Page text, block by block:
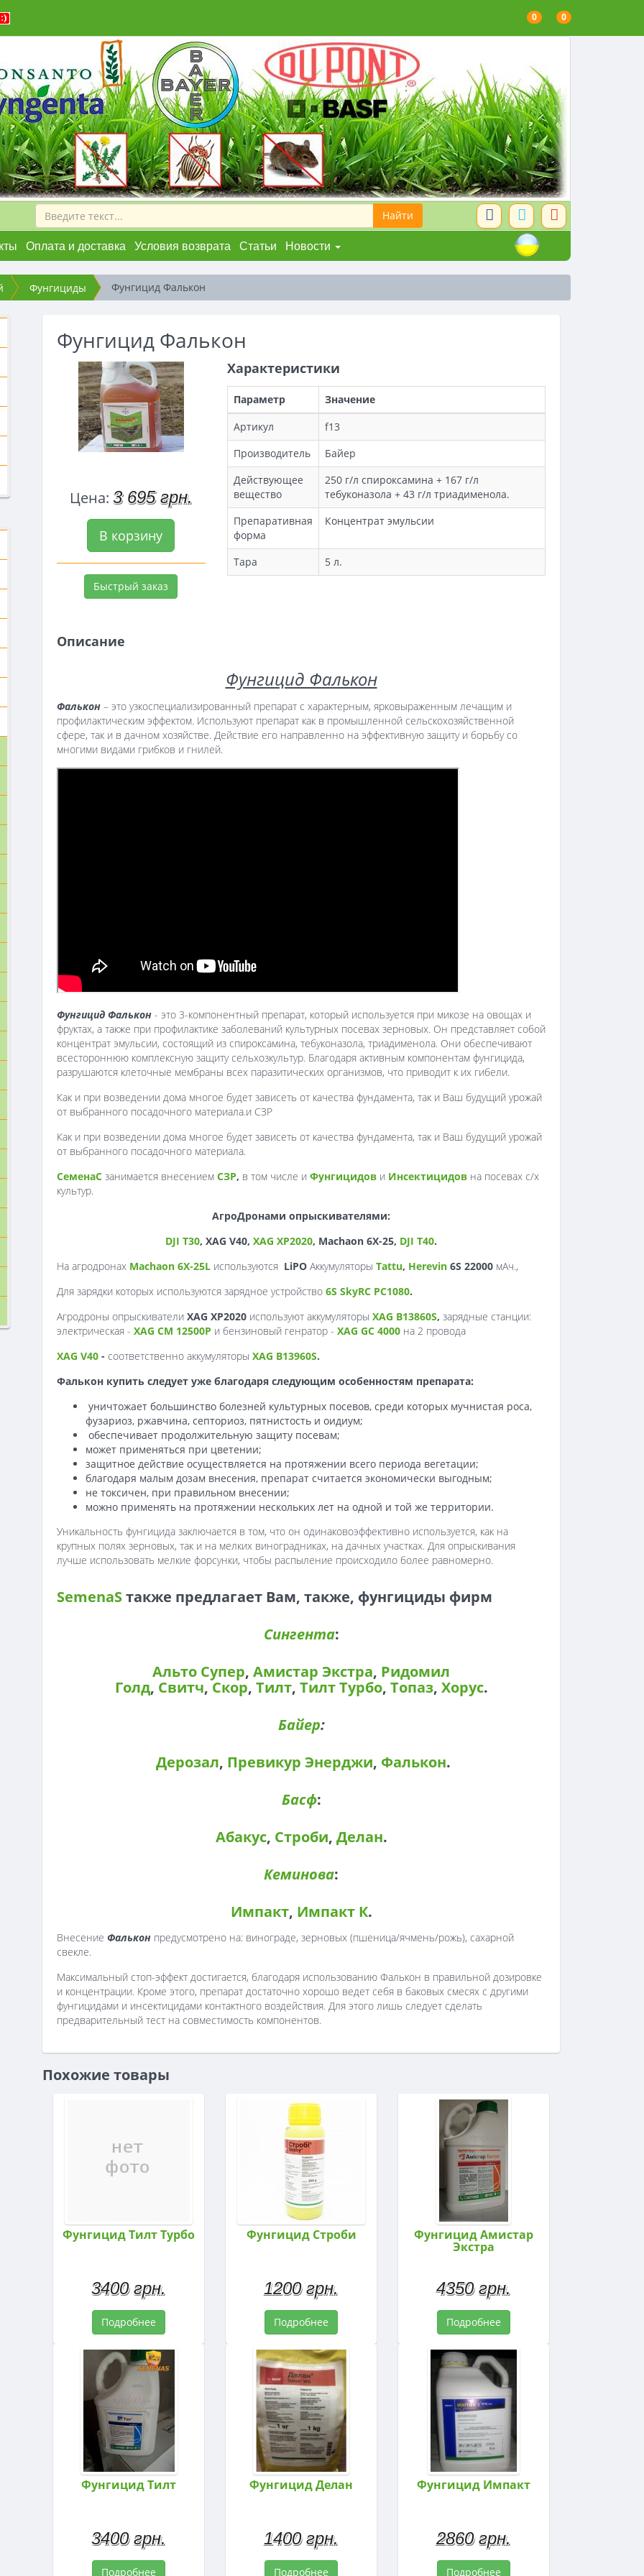
0
0
Оплата и доставка Условия возврата Статьи Новости
Фунгициды Фунгицид Фалькон
Фунгицид Фалькон
Цена: 3 695 грн.
В корзину
Быстрый заказ
Характеристики
Параметр
Значение
Артикул
f13
Производитель
Байер
Действующее
вещество
250 г/л спироксамина + 167 г/л
тебуконазола + 43 г/л триадименола.
Препаративная
форма
Концентрат эмульсии
Тара 5 л.
Описание
Фунгицид Фалькон
Фалькон – это узкоспециализированный препарат с характерным, ярковыраженным лечащим и
профилактическим эффектом. Используют препарат как в промышленной сельскохозяйственной
сфере, так и в дачном хозяйстве. Действие его направленно на эффективную защиту и борьбу со
многими видами грибков и гнилей.
Фунгицид Фалькон - это 3-компонентный препарат, который используется при микозе на овощах и
фруктах, а также при профилактике заболеваний культурных посевах зерновых. Он представляет собой
концентрат эмульсии, состоящий из спироксамина, тебуконазола, триадименола. Они обеспечивают
всестороннюю комплексную защиту сельхозкультур. Благодаря активным компонентам фунгицида,
разрушаются клеточные мембраны всех паразитических организмов, что приводит к их гибели.
Как и при возведении дома многое будет зависеть от качества фундамента, так и Ваш будущий урожай
от выбранного посадочного материала.и СЗР
Как и при возведении дома многое будет зависеть от качества фундамента, так и Ваш будущий урожай
от выбранного посадочного материала.
СеменаС занимается внесением СЗР, в том числе и Фунгицидов и Инсектицидов на посевах с/х
культур.
АгроДронами опрыскивателями:
DJI T30, XAG V40, XAG XP2020, Machaon 6X-25, DJI T40.
На агродронах Machaon 6X-25L используются LiPO Аккумуляторы Tattu, Herevin 6S 22000 мАч.,
Для зарядки которых используются зарядное устройство 6S SkyRC PC1080.
Агродроны опрыскиватели XAG XP2020 используют аккумуляторы XAG B13860S, зарядные станции:
электрическая - XAG CM 12500P и бензиновый генратор - XAG GC 4000 на 2 провода
XAG V40 - соответственно аккумуляторы XAG B13960S.
Фалькон купить следует уже благодаря следующим особенностям препарата:
уничтожает большинство болезней культурных посевов, среди которых мучнистая роса,
фузариоз, ржавчина, септориоз, пятнистость и оидиум;
обеспечивает продолжительную защиту посевам;
может применяться при цветении;
защитное действие осуществляется на протяжении всего периода вегетации;
благодаря малым дозам внесения, препарат считается экономически выгодным;
не токсичен, при правильном внесении;
можно применять на протяжении нескольких лет на одной и той же территории.
Уникальность фунгицида заключается в том, что он одинаковоэффективно используется, как на
крупных полях зерновых, так и на мелких виноградниках, на дачных участках. Для опрыскивания
лучше использовать мелкие форсунки, чтобы распыление происходило более равномерно.
SemenaSтакже предлагает Вам, также, фунгициды фирм
Сингента:
Альто Супер, Амистар Экстра, Ридомил
Голд, Свитч, Скор, Тилт, Тилт Турбо, Топаз, Хорус.
Байер:
Дерозал, Превикур Энерджи, Фалькон.
Басф:
Абакус, Строби, Делан.
Кеминова:
Импакт, Импакт К.
Внесение Фалькон предусмотрено на: винограде, зерновых (пшеница/ячмень/рожь), сахарной
свекле.
Максимальный стоп-эффект достигается, благодаря использованию Фалькон в правильной дозировке
и концентрации. Кроме этого, препарат достаточно хорошо ведет себя в баковых смесях с другими
фунгицидами и инсектицидами контактного воздействия. Для этого лишь следует сделать
предварительный тест на совместимость компонентов.
Похожие товары
Фунгицид Тилт Турбо
3400 грн.
Подробнее
Фунгицид Строби
1200 грн.
Подробнее
Фунгицид Амистар
Экстра
4350 грн.
Подробнее
Фунгицид Тилт
3400 грн.
Подробнее
Фунгицид Делан
1400 грн.
Подробнее
Фунгицид Импакт
2860 грн.
Подробнее